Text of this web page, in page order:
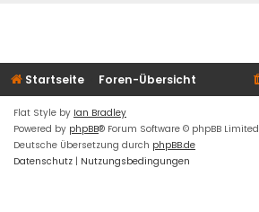
Startseite Foren-Übersicht
Flat Style by Ian Bradley
Powered by phpBB® Forum Software © phpBB Limited
Deutsche Übersetzung durch phpBB.de
Datenschutz | Nutzungsbedingungen